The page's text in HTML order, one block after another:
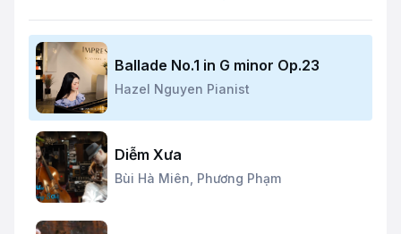
Ballade No.1 in G minor Op.23
Hazel Nguyen Pianist
Diễm Xưa
Bùi Hà Miên, Phương Phạm